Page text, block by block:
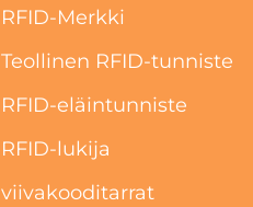
RFID-Merkki
Teollinen RFID-tunniste
RFID-eläintunniste
RFID-lukija
viivakooditarrat